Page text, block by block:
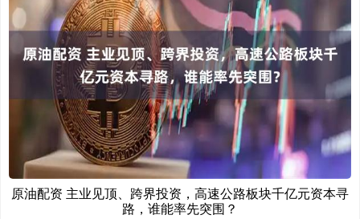
原油配资 主业见顶、跨界投资，高速公路板块千亿元资本寻
路，谁能率先突围？